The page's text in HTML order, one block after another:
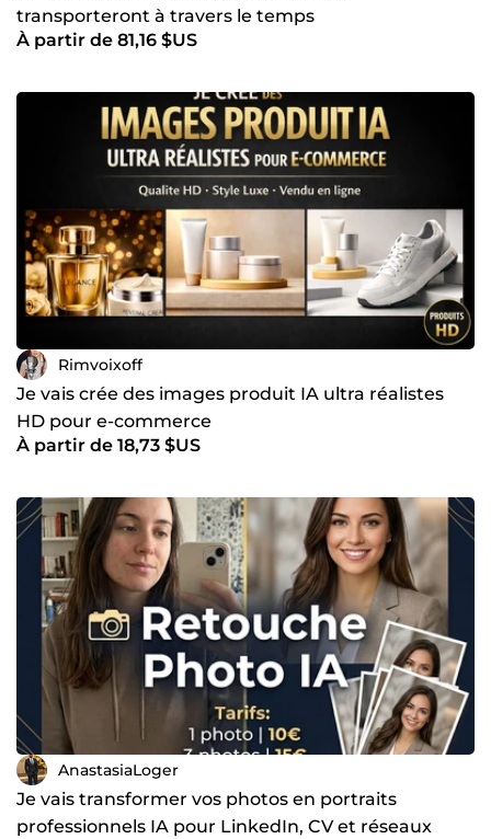
transporteront à travers le temps
À partir de 81,16 $US
Rimvoixoff
Je vais crée des images produit IA ultra réalistes
HD pour e-commerce
À partir de 18,73 $US
AnastasiaLoger
Je vais transformer vos photos en portraits
professionnels IA pour LinkedIn, CV et réseaux